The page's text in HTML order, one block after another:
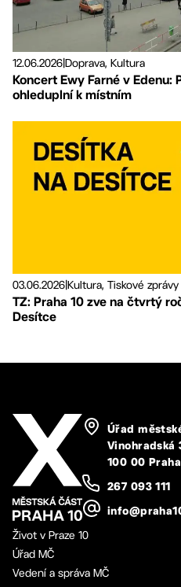
12.06.2026Doprava, Kultura
Koncert Ewy Farné v Edenu:
ohleduplní k místním
03.06.2026Kultura, Tiskové zprávy
TZ: Praha 10 zve na čtvrtý
Desítce
Úřad
Vinohradská
100 00
267 093 111
Život v Praze 10
Úřad MČ
Vedení a správa MČ